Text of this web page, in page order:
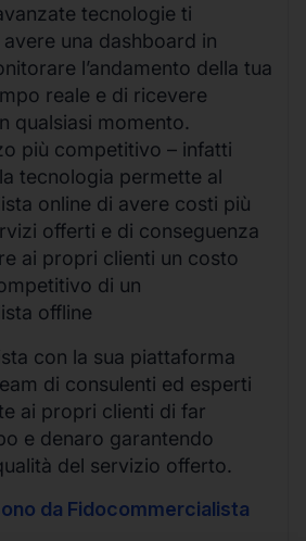
tecnologie ti
una dashboard in
l’andamento della tua
reale e di ricevere
qualsiasi momento.
più competitivo – infatti
tecnologia permette al
online di avere costi più
offerti e di conseguenza
ai propri clienti un costo
di un
offline
con la sua piattaforma
di consulenti ed esperti
ai propri clienti di far
e denaro garantendo
del servizio offerto.
da Fidocommercialista